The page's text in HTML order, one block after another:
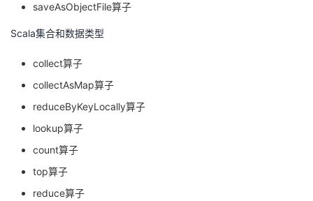
saveAsObjectFile算子
Scala集合和数据类型
collect算子
collectAsMap算子
reduceByKeyLocally算子
lookup算子
count算子
top算子
reduce算子